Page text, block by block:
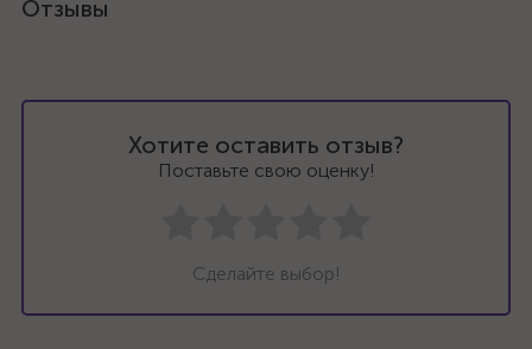
Отзывы
Хотите оставить отзыв?
Поставьте свою оценку!
Сделайте выбор!